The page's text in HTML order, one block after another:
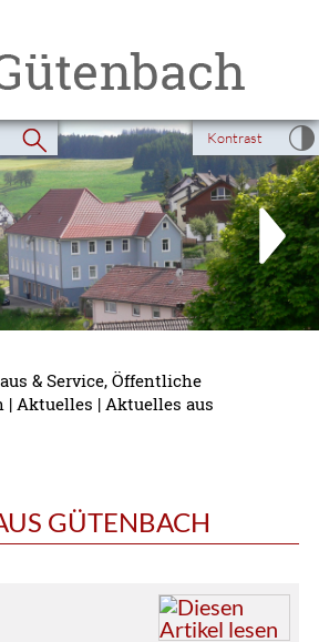
Kontrast
& Service, Öffentliche
|Aktuelles |Aktuelles aus
GÜTENBACH